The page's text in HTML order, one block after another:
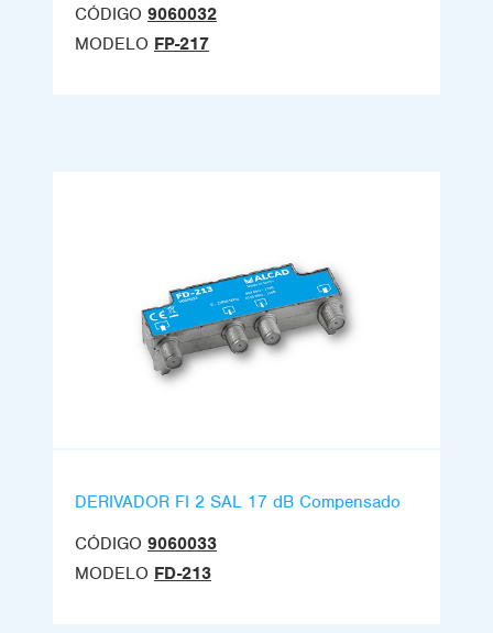
CÓDIGO 9060032
MODELO FP-217
DERIVADOR FI 2 SAL 17 dB Compensado
CÓDIGO 9060033
MODELO FD-213